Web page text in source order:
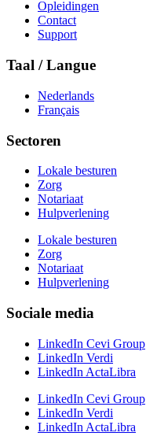
Opleidingen
Contact
Support
Taal / Langue
Nederlands
Français
Sectoren
Lokale besturen
Zorg
Notariaat
Hulpverlening
Lokale besturen
Zorg
Notariaat
Hulpverlening
Sociale media
LinkedIn Cevi Group
LinkedIn Verdi
LinkedIn ActaLibra
LinkedIn Cevi Group
LinkedIn Verdi
LinkedIn ActaLibra